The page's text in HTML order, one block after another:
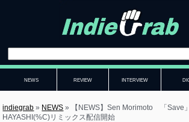
NEWS REVIEW INTERVIEW
indiegrab » NEWS »
【NEWS】Sen Morimoto 「Save
HAYASHI(%C)リミックス配信開始